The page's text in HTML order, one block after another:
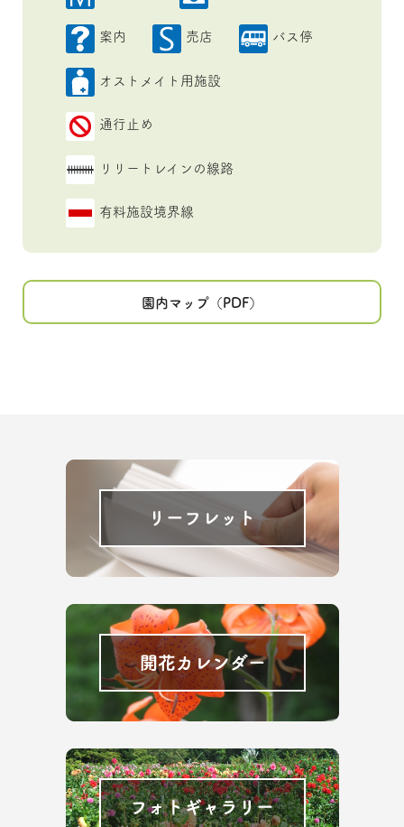
案内 売店 バス停
オストメイト用施設
通行止め
リリートレインの線路
有料施設境界線
園内マップ（PDF）